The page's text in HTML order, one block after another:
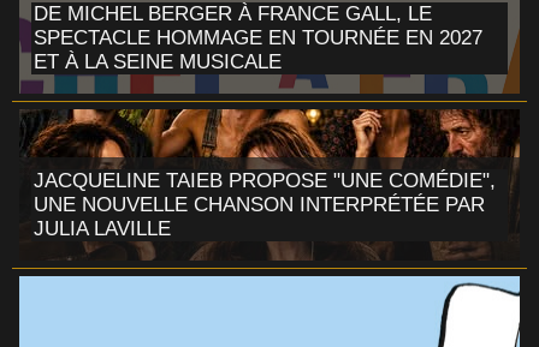
DE MICHEL BERGER À FRANCE GALL, LE
SPECTACLE HOMMAGE EN TOURNÉE EN 2027
ET À LA SEINE MUSICALE
JACQUELINE TAIEB PROPOSE "UNE COMÉDIE",
UNE NOUVELLE CHANSON INTERPRÉTÉE PAR
JULIA LAVILLE